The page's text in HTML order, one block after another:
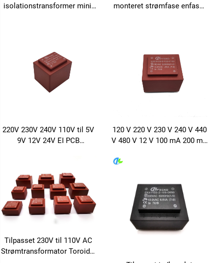
isolationstransformer mini-
monteret strømfase enfaset
220V 230V 240V 110V til 5V
9V 12V 24V EI PCB
Spændingstransformator Pcb
Strømtransformator
120 V 220 V 230 V 240 V 440
V 480 V 12 V 100 mA 200 mA
Tilpasset 230V til 110V AC
Strømtransformator Toroidal